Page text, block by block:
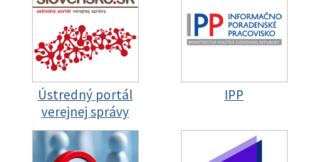
Ústredný portál
verejnej správy
IPP